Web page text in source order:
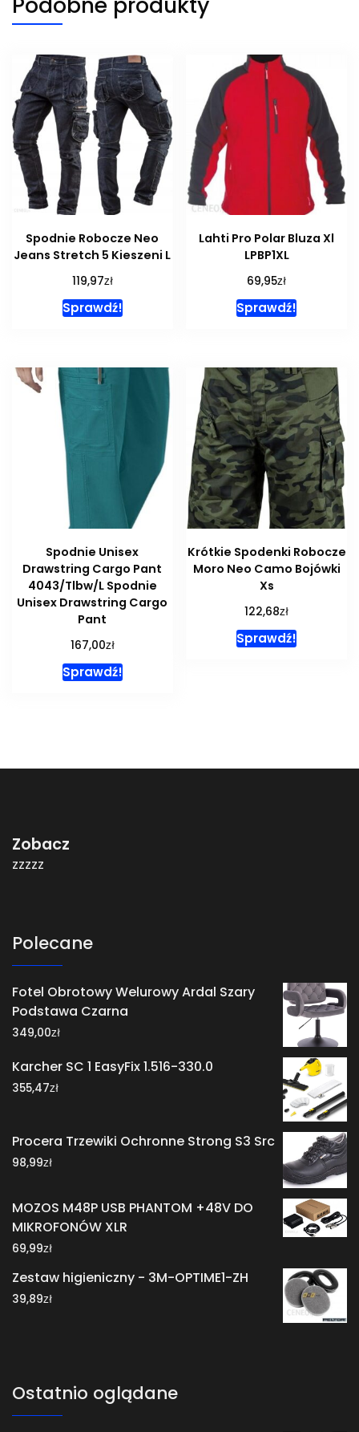
Spodnie Robocze Neo
Jeans Stretch 5 Kieszeni L
119,97zł
Sprawdź!
Lahti Pro Polar Bluza Xl
LPBP1XL
69,95zł
Sprawdź!
Spodnie Unisex
Drawstring Cargo Pant
4043/Tlbw/L Spodnie
Unisex Drawstring Cargo
Pant
167,00zł
Sprawdź!
Krótkie Spodenki Robocze
Moro Neo Camo Bojówki
Xs
122,68zł
Sprawdź!
Zobacz
zzzzz
Polecane
Fotel Obrotowy Welurowy Ardal Szary
Podstawa Czarna
349,00zł
Karcher SC 1 EasyFix 1.516-330.0
355,47zł
Procera Trzewiki Ochronne Strong S3 Src
98,99zł
MOZOS M48P USB PHANTOM +48V DO
MIKROFONÓW XLR
69,99zł
Zestaw higieniczny - 3M-OPTIME1-ZH
39,89zł
Ostatnio oglądane